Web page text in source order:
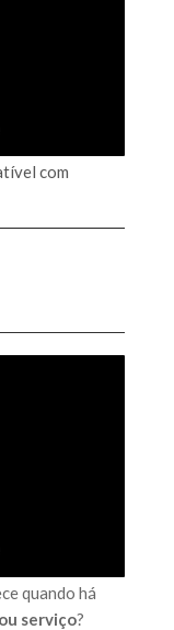
com
quando há
serviço?